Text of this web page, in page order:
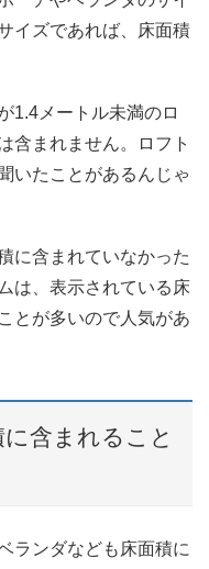
イズであれば、床面積
1.4メートル未満のロ
含まれません。ロフト
いたことがあるんじゃ
に含まれていなかった
は、表示されている床
とが多いので人気があ
含まれること
ランダなども床面積に